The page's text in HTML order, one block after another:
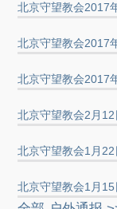
北京守望教会2017
北京守望教会2017
北京守望教会2017
北京守望教会2月
北京守望教会1月
北京守望教会1月